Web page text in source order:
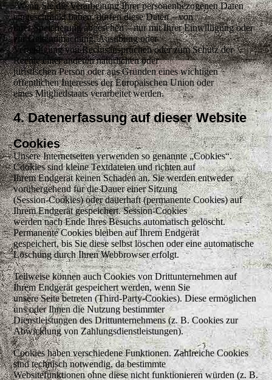
-Wenn Sie die Verarbeitung Ihrer personenbezogenen Daten
eingeschränkt haben, dürfen diese Daten – von
ihrer Speicherung abgesehen – nur mit Ihrer Einwilligung oder
zur Geltendmachung, Ausübung oder
Verteidigung von Rechtsansprüchen oder zum Schutz der
Rechte einer anderen natürlichen oder
juristischen Person oder aus Gründen eines wichtigen
öffentlichen Interesses der Europäischen Union oder
eines Mitgliedstaats verarbeitet werden.
4. Datenerfassung auf dieser Website
Cookies
Unsere Internetseiten verwenden so genannte „Cookies“.
Cookies sind kleine Textdateien und richten auf
Ihrem Endgerät keinen Schaden an. Sie werden entweder
vorübergehend für die Dauer einer Sitzung
(Session-Cookies) oder dauerhaft (permanente Cookies) auf
Ihrem Endgerät gespeichert. Session-Cookies
werden nach Ende Ihres Besuchs automatisch gelöscht.
Permanente Cookies bleiben auf Ihrem Endgerät
gespeichert, bis Sie diese selbst löschen oder eine automatische
Löschung durch Ihren Webbrowser erfolgt.
Teilweise können auch Cookies von Drittunternehmen auf
Ihrem Endgerät gespeichert werden, wenn Sie
unsere Seite betreten (Third-Party-Cookies). Diese ermöglichen
uns oder Ihnen die Nutzung bestimmter
Dienstleistungen des Drittunternehmens (z. B. Cookies zur
Abwicklung von Zahlungsdienstleistungen).
Cookies haben verschiedene Funktionen. Zahlreiche Cookies
sind technisch notwendig, da bestimmte
Websitefunktionen ohne diese nicht funktionieren würden (z. B.